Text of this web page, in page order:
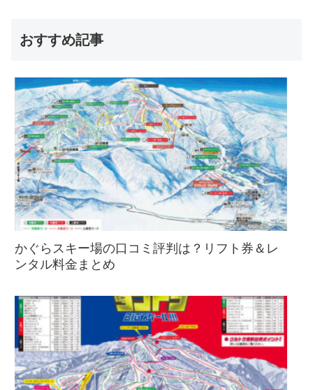
おすすめ記事
かぐらスキー場の口コミ評判は？リフト券＆レ
ンタル料金まとめ